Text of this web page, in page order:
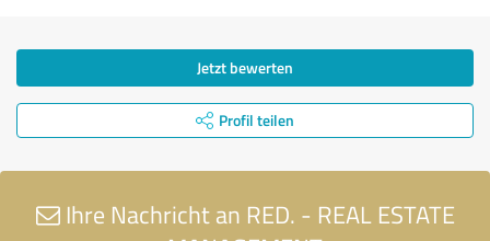
Jetzt bewerten
Profil teilen
Ihre Nachricht an RED. - REAL ESTATE